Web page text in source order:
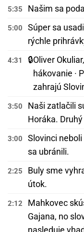
5:35 Našim sa
5:00
Súper sa
rýchle
4:31 🔒Oliver
hákovanie ·
zahrajú
3:50
Naši zatlačili
Horáka.
3:00
Slovinci
sa ubránili.
2:25
Buly sme
útok.
2:12
Mahkovec
Gajana, no
nasleduje